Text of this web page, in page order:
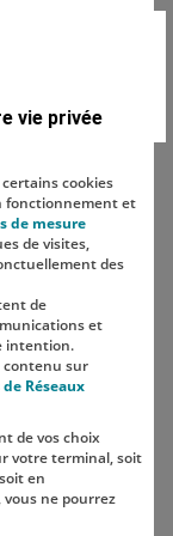
vie privée
cookies
fonctionnement et
de mesure
de visites,
des
de
et
intention.
contenu sur
Réseaux
de vos choix
votre terminal, soit
en
ne pourrez